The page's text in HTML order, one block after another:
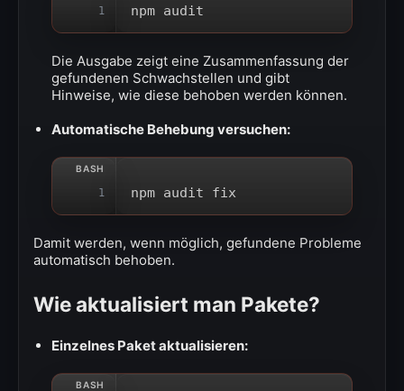
1 npm audit
Die Ausgabe zeigt eine Zusammenfassung der
gefundenen Schwachstellen und gibt
Hinweise, wie diese behoben werden können.
Automatische Behebung versuchen:
1 npm audit fix
Damit werden, wenn möglich, gefundene Probleme
automatisch behoben.
Wie aktualisiert man Pakete?
Einzelnes Paket aktualisieren: